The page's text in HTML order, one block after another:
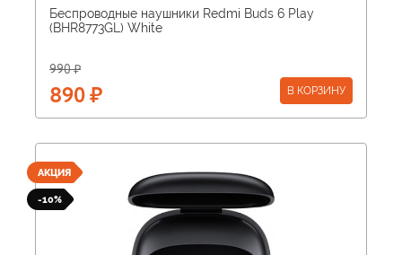
Беспроводные наушники Redmi Buds 6 Play
(BHR8773GL) White
990 ₽
890 ₽ В КОРЗИНУ
АКЦИЯ
-10%